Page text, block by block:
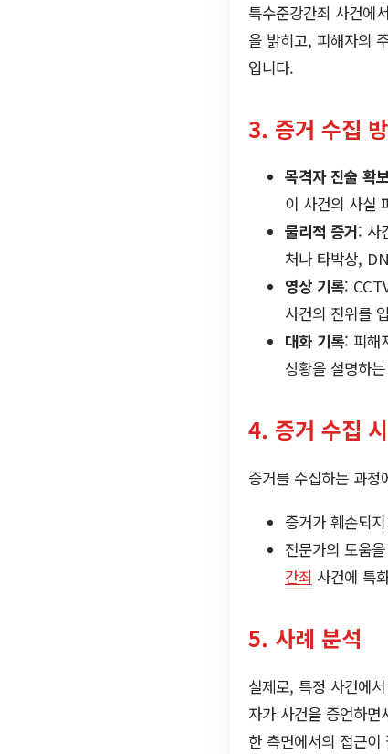
특수준강간죄 사건에
을 밝히고, 피해자의
입니다.
3. 증거 수집
목격자 진술 확
이 사건의 사실
물리적 증거: 사
처나 타박상,
영상 기록:
사건의 진위를
대화 기록: 피해
상황을 설명하
4. 증거 수집
증거를 수집하는 과
증거가 훼손되
전문가의 도움
간죄 사건에 특
5. 사례 분석
실제로, 특정 사건에
자가 사건을 증언하
한 측면에서의 접근이